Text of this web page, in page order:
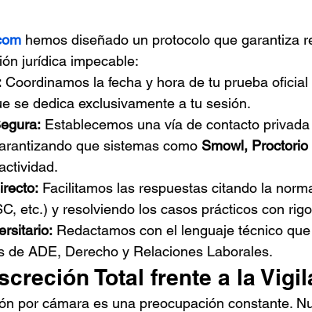
hemos diseñado un protocolo que garantiza
jurídica impecable:
Coordinamos la fecha y hora de tu prueba
se dedica exclusivamente a tu sesión.
Establecemos una vía de contacto
que sistemas como Smowl, Proctorio
Facilitamos las respuestas citando la
etc.) y resolviendo los casos prácticos con
Redactamos con el lenguaje técnico
de ADE, Derecho y Relaciones Laborales.
Total frente a la
por cámara es una preocupación constante.